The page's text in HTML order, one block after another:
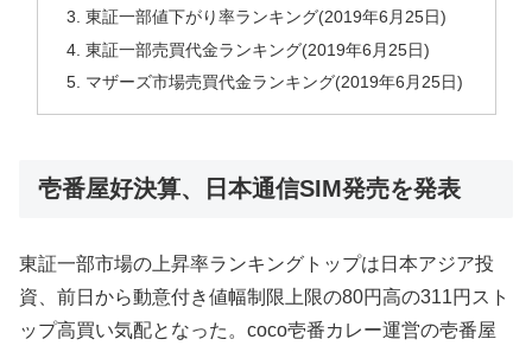
東証一部値下がり率ランキング(2019年6月25日)
東証一部売買代金ランキング(2019年6月25日)
マザーズ市場売買代金ランキング(2019年6月25日)
壱番屋好決算、日本通信SIM発売を発表
東証一部市場の上昇率ランキングトップは日本アジア投
資、前日から動意付き値幅制限上限の80円高の311円スト
ップ高買い気配となった。coco壱番カレー運営の壱番屋